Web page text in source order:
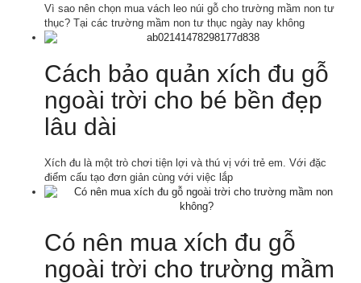
Vì sao nên chọn mua vách leo núi gỗ cho trường mầm non tư
thục? Tại các trường mầm non tư thục ngày nay không
Cách bảo quản xích đu gỗ
ngoài trời cho bé bền đẹp
lâu dài
Xích đu là một trò chơi tiện lợi và thú vị với trẻ em. Với đặc
điểm cấu tạo đơn giản cùng với việc lắp
Có nên mua xích đu gỗ
ngoài trời cho trường mầm